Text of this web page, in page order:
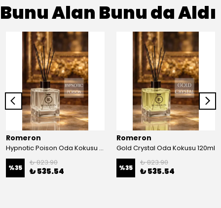
Bunu Alan Bunu da Aldı
Romeron
Hypnotic Poison Oda Kokusu 120ml
%35
₺ 823.90
₺ 535.54
Romeron
Gold Crystal Oda Kokusu 120ml
%35
₺ 823.90
₺ 535.54